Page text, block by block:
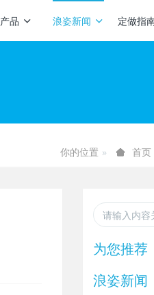
产品 浪姿新闻 定做指
你的位置 首页
为您推荐
浪姿新闻